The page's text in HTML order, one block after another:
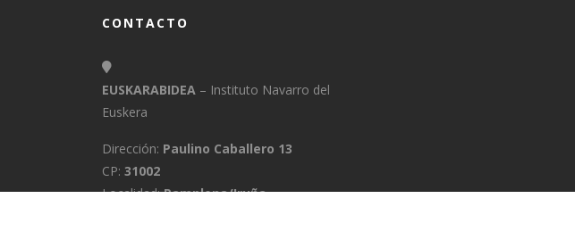
CONTACTO
EUSKARABIDEA – Instituto Navarro del
Euskera
Dirección: Paulino Caballero 13
CP: 31002
Localidad:Pamplona/Iruña